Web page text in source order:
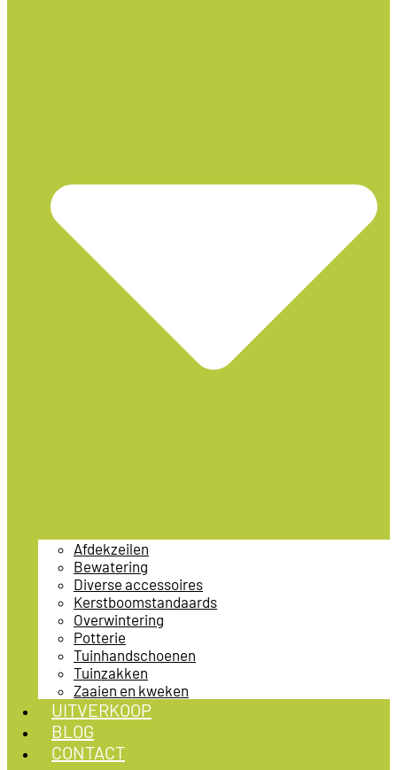
Afdekzeilen
Bewatering
Diverse accessoires
Kerstboomstandaards
Overwintering
Potterie
Tuinhandschoenen
Tuinzakken
Zaaien en kweken
UITVERKOOP
BLOG
CONTACT